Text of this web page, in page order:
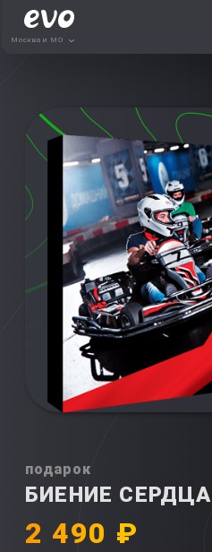
Москва и МО
подарок
БИЕНИЕ СЕРДЦА
2 490 ₽